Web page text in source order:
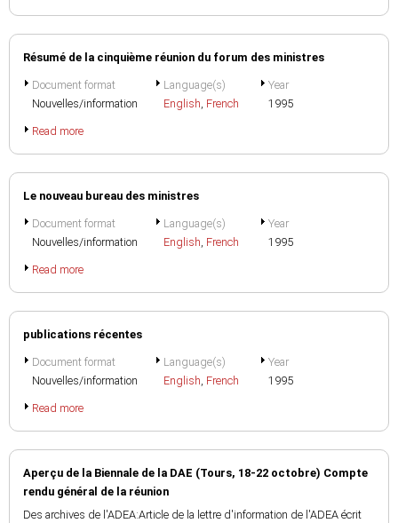
Résumé de la cinquième réunion du forum des ministres
Document format
Nouvelles/information
Language(s)
English, French
Year
1995
Read more
Le nouveau bureau des ministres
Document format
Nouvelles/information
Language(s)
English, French
Year
1995
Read more
publications récentes
Document format
Nouvelles/information
Language(s)
English, French
Year
1995
Read more
Aperçu de la Biennale de la DAE (Tours, 18-22 octobre) Compte
rendu général de la réunion
Des archives de l'ADEA:Article de la lettre d'information de l'ADEA écrit